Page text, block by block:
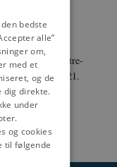
den lutherske tre-
i 20. og 21.
DANISH
bedste
alle”
om,
med et
og de
dig direkte.
under
og cookies
til følgende